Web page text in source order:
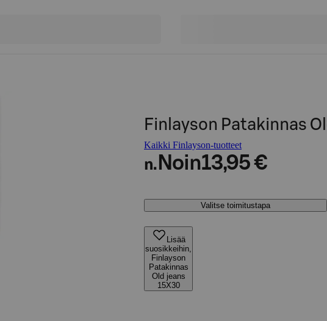
Finlayson Patakinnas
Kaikki Finlayson-tuotteet
n. Noin13,95 €
Valitse toimitustapa
Lisää
suosikkeihin,
Finlayson
Patakinnas
Old jeans
15X30